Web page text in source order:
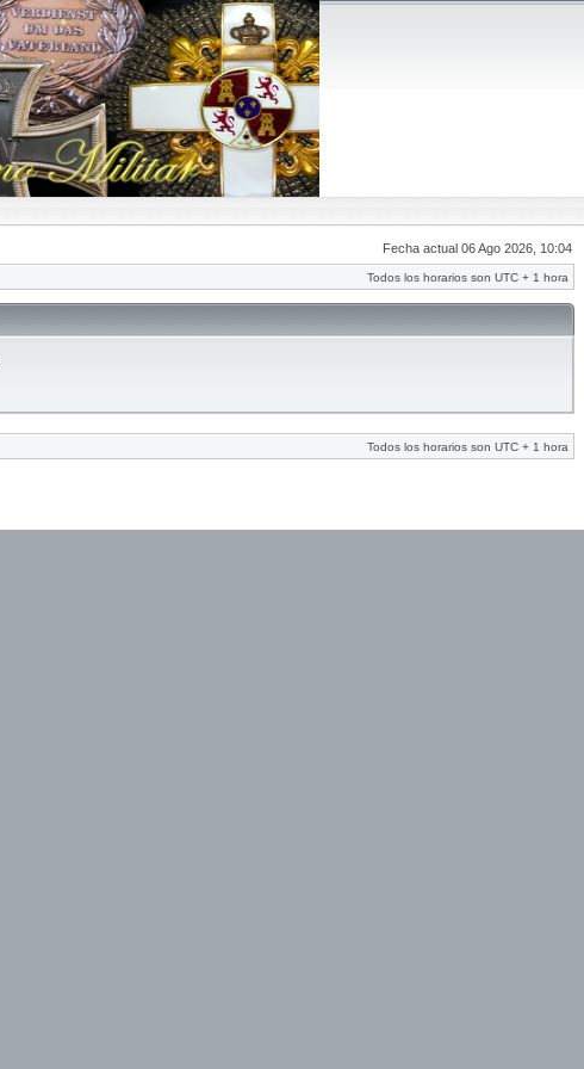
Fecha actual 06 Ago 2026, 10:04
Todos los horarios son UTC + 1 hora
Todos los horarios son UTC + 1 hora